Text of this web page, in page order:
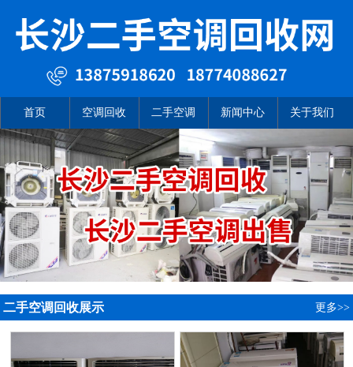
首页 空调回收 二手空调 新闻中心 关于我们
二手空调回收展示 更多>>